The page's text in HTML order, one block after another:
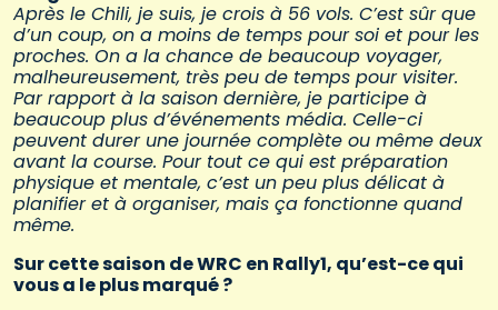
Après le Chili, je suis, je crois à 56 vols. C’est sûr que
d’un coup, on a moins de temps pour soi et pour les
proches. On a la chance de beaucoup voyager,
malheureusement, très peu de temps pour visiter.
Par rapport à la saison dernière, je participe à
beaucoup plus d’événements média. Celle-ci
peuvent durer une journée complète ou même deux
avant la course. Pour tout ce qui est préparation
physique et mentale, c’est un peu plus délicat à
planifier et à organiser, mais ça fonctionne quand
même.
Sur cette saison de WRC en Rally1, qu’est-ce qui
vous a le plus marqué ?